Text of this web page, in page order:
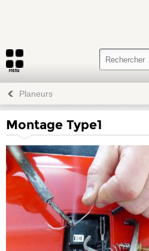
Planeurs
Montage Type1